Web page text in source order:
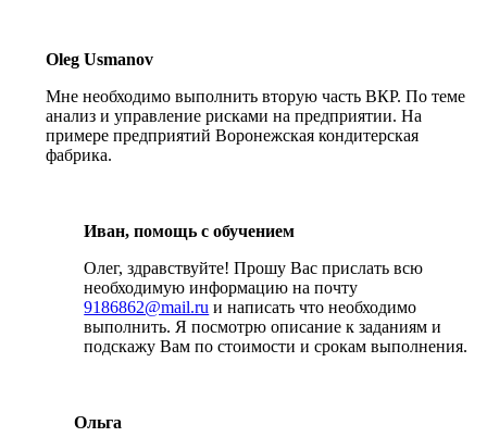
Oleg Usmanov
Мне необходимо выполнить вторую часть ВКР. По теме
анализ и управление рисками на предприятии. На
примере предприятий Воронежская кондитерская
фабрика.
Иван, помощь с обучением
Олег, здравствуйте! Прошу Вас прислать всю
необходимую информацию на почту
9186862@mail.ru и написать что необходимо
выполнить. Я посмотрю описание к заданиям и
подскажу Вам по стоимости и срокам выполнения.
Ольга